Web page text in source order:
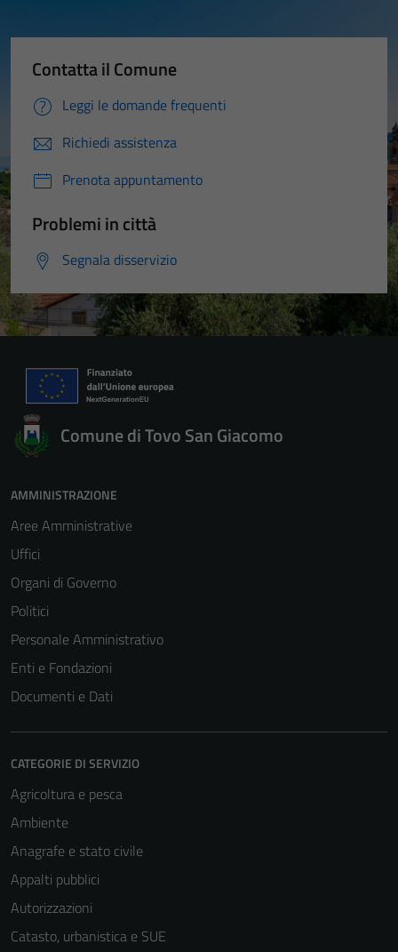
Contatta il Comune
Leggi le domande frequenti
Richiedi assistenza
Prenota appuntamento
Problemi in città
Segnala disservizio
Comune di Tovo San Giacomo
AMMINISTRAZIONE
Aree Amministrative
Uffici
Organi di Governo
Politici
Personale Amministrativo
Enti e Fondazioni
Documenti e Dati
CATEGORIE DI SERVIZIO
Agricoltura e pesca
Ambiente
Anagrafe e stato civile
Appalti pubblici
Autorizzazioni
Catasto, urbanistica e SUE
essere